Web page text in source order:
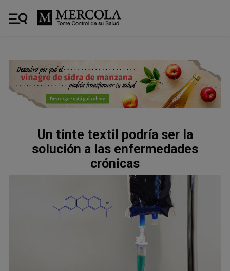
Un tinte textil podría ser la
solución a las enfermedades
crónicas